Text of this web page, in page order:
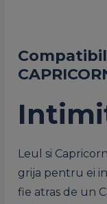
Leul si
grija pentru ei
fie atras de un